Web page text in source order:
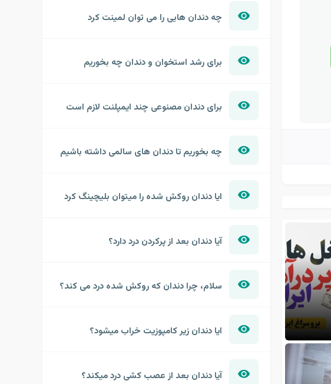
چه دندان هایی را می توان لمینت کرد
برای رشد استخوان و دندان چه بخوریم
برای دندان مصنوعی چند ایمپلنت لازم است
چه بخوریم تا دندان های سالمی داشته باشیم
ایا دندان روکش شده را میتوان بلیچینگ کرد
آیا دندان بعد از پرکردن درد دارد؟
سلام، چرا دندان که روکش شده درد می کند؟
ایا دندان زیر کامپوزیت خراب میشود؟
آیا دندان بعد از عصب کشی درد میکند؟